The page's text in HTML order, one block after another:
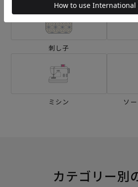
刺し子
ミシン ソ
カテゴリー別